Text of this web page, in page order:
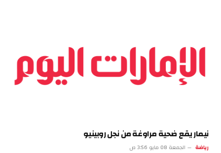
نيمار يقع ضحية مراوغة من نجل روبينيو
رياضة الجمعة 08 مايو 3:56 ص